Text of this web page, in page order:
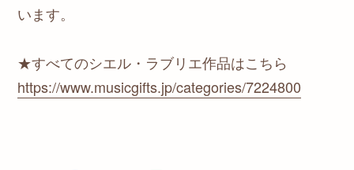
います。
★すべてのシエル・ラブリエ作品はこちら
https://www.musicgifts.jp/categories/7224800